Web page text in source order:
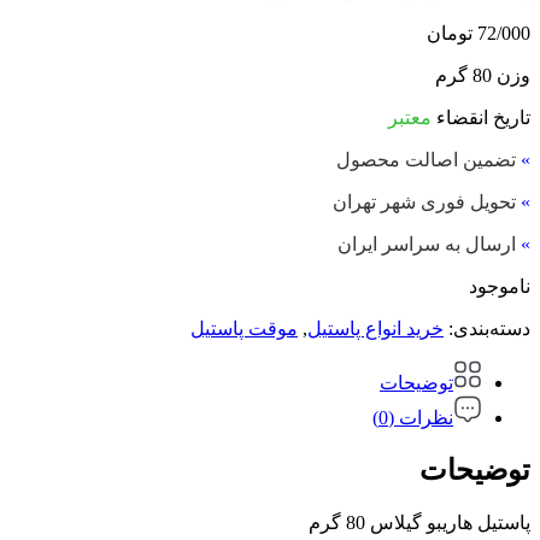
72/000 تومان
وزن 80 گرم
تاریخ انقضاء معتبر
» تضمین اصالت محصول
» تحویل فوری شهر تهران
» ارسال به سراسر ایران
ناموجود
دسته‌بندی: خرید انواع پاستیل, موقت پاستیل
توضیحات
نظرات (0)
توضیحات
پاستیل هاریبو گیلاس 80 گرم